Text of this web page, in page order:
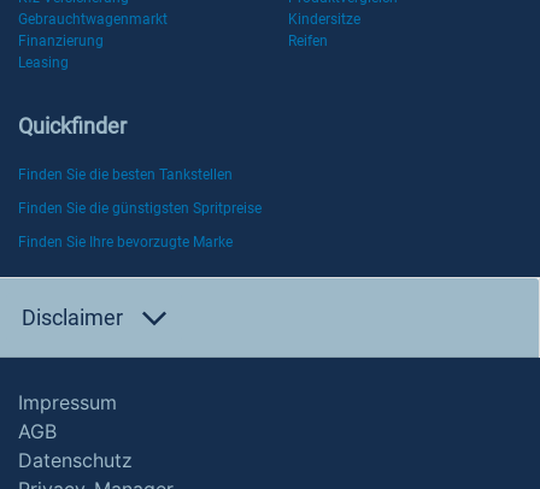
Gebrauchtwagenmarkt
Kindersitze
Finanzierung
Reifen
Leasing
Quickfinder
Finden Sie die besten Tankstellen
Finden Sie die günstigsten Spritpreise
Finden Sie Ihre bevorzugte Marke
Disclaimer
Impressum
AGB
Datenschutz